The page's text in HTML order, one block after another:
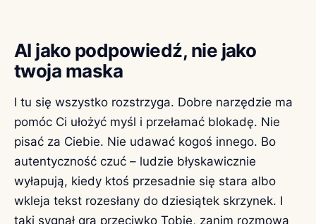
AI jako podpowiedź, nie jako
twoja maska
I tu się wszystko rozstrzyga. Dobre narzędzie ma
pomóc Ci ułożyć myśl i przełamać blokadę. Nie
pisać za Ciebie. Nie udawać kogoś innego. Bo
autentyczność czuć – ludzie błyskawicznie
wyłapują, kiedy ktoś przesadnie się stara albo
wkleja tekst rozesłany do dziesiątek skrzynek. I
taki sygnał gra przeciwko Tobie, zanim rozmowa